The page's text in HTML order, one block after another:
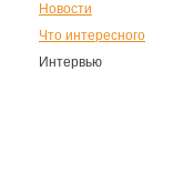
Новости
Что интересного
Интервью